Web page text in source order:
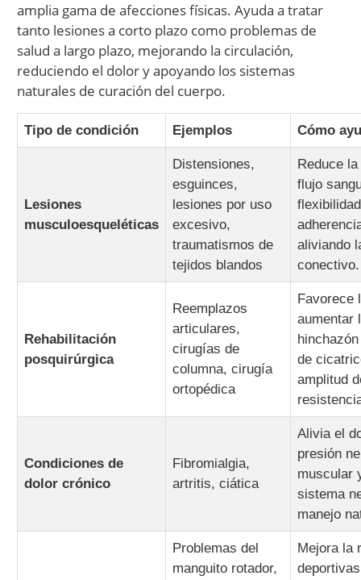
amplia gama de afecciones físicas. Ayuda a tratar
tanto lesiones a corto plazo como problemas de
salud a largo plazo, mejorando la circulación,
reduciendo el dolor y apoyando los sistemas
naturales de curación del cuerpo.
Tipo de condición Ejemplos Cómo
Lesiones
musculoesqueléticas
Distensiones,
esguinces,
lesiones por uso
excesivo,
traumatismos de
tejidos blandos
Reduce
flujo
aliviando
conectivo.
Rehabilitación
posquirúrgica
Reemplazos
articulares,
cirugías de
columna, cirugía
ortopédica
Favorece
aumentar
de
amplitud
Condiciones de
dolor crónico
Fibromialgia,
artritis, ciática
Alivia el
presión
muscular
sistema
manejo
Problemas del
manguito rotador,
Mejora la